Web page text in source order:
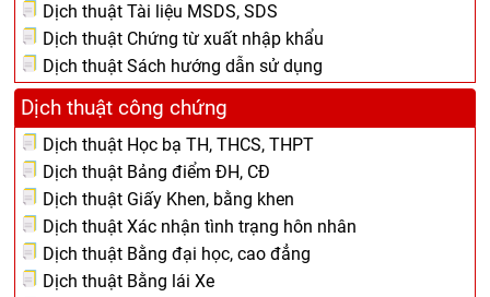
Dịch thuật Tài liệu MSDS, SDS
Dịch thuật Chứng từ xuất nhập khẩu
Dịch thuật Sách hướng dẫn sử dụng
Dịch thuật công chứng
Dịch thuật Học bạ TH, THCS, THPT
Dịch thuật Bảng điểm ĐH, CĐ
Dịch thuật Giấy Khen, bằng khen
Dịch thuật Xác nhận tình trạng hôn nhân
Dịch thuật Bằng đại học, cao đẳng
Dịch thuật Bằng lái Xe